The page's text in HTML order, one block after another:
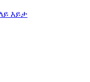
እይታ